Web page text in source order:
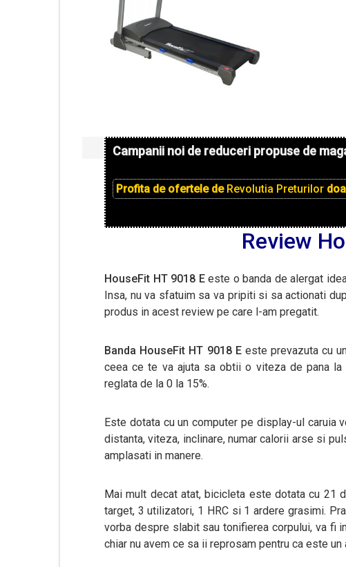
Campanii noi de reduceri propuse de
Profita de ofertele de Revolutia Preturilor
Review
HouseFit HT 9018 E este o banda de alergat
Insa, nu va sfatuim sa va pripiti si sa actionati
produs in acest review pe care l-am pregatit.
Banda HouseFit HT 9018 E este prevazuta cu
ceea ce te va ajuta sa obtii o viteza de pana
reglata de la 0 la 15%.
Este dotata cu un computer pe display-ul
distanta, viteza, inclinare, numar calorii arse si
amplasati in manere.
Mai mult decat atat, bicicleta este dotata cu 21
target, 3 utilizatori, 1 HRC si 1 ardere grasimi.
vorba despre slabit sau tonifierea corpului, va fi
chiar nu avem ce sa ii reprosam pentru ca este